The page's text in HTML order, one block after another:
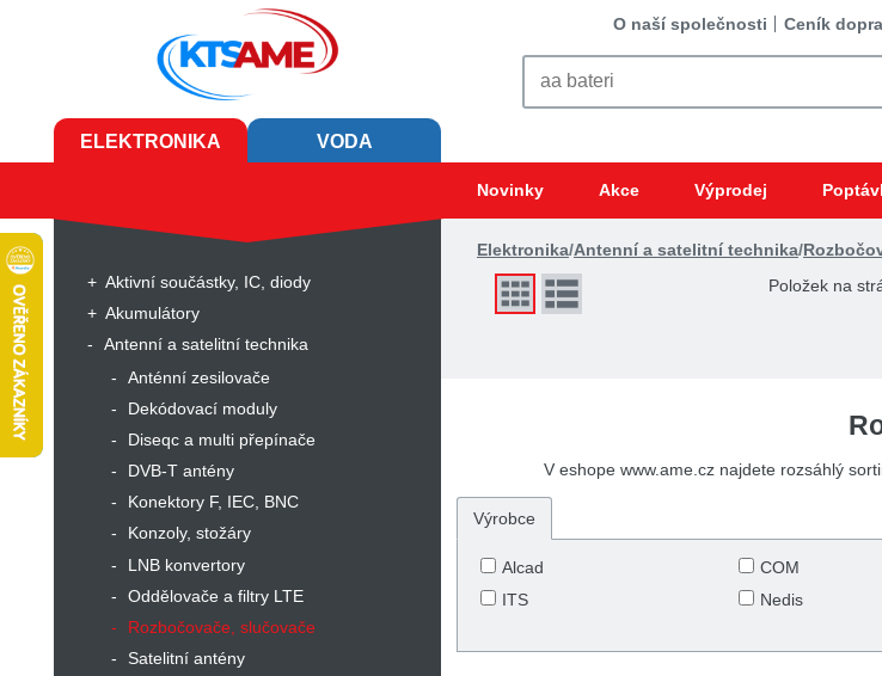
ELEKTRONIKA VODA
O naší společnosti Ceník
Novinky Akce Výprodej
Aktivní součástky, IC, diody
Akumulátory
Antenní a satelitní technika
Anténní zesilovače
Dekódovací moduly
Diseqc a multi přepínače
DVB-T antény
Konektory F, IEC, BNC
Konzoly, stožáry
LNB konvertory
Oddělovače a filtry LTE
Rozbočovače, slučovače
Satelitní antény
Elektronika/Antenní a satelitní technika/
Položek na
V eshope www.ame.cz najdete rozsáhlý
Výrobce
Alcad COM
ITS
Nedis